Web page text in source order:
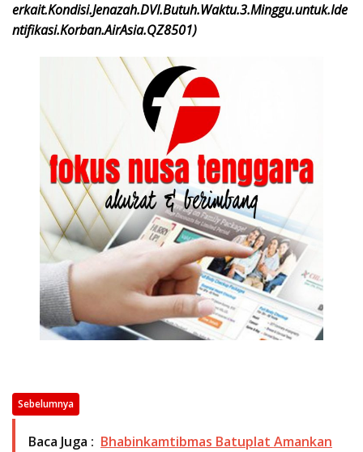
erkait.Kondisi.Jenazah.DVI.Butuh.Waktu.3.Minggu.untuk.Ide
ntifikasi.Korban.AirAsia.QZ8501)
Sebelumnya
Baca Juga : Bhabinkamtibmas Batuplat Amankan